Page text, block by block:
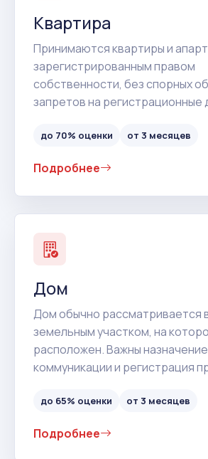
Квартира
Принимаются квартиры и
зарегистрированным правом
собственности, без спорных
запретов на регистрационные
до 70% оценки от 3 месяцев
Подробнее
Дом
Дом обычно рассматривается
земельным участком, на
расположен. Важны
коммуникации и регистрация
до 65% оценки от 3 месяцев
Подробнее